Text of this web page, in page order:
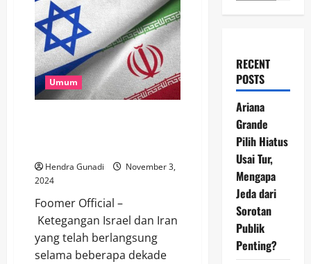
Umum
Hendra Gunadi
November 3,
2024
Foomer Official –
Ketegangan Israel dan Iran
yang telah berlangsung
selama beberapa dekade
RECENT
POSTS
Ariana
Grande
Pilih Hiatus
Usai Tur,
Mengapa
Jeda dari
Sorotan
Publik
Penting?